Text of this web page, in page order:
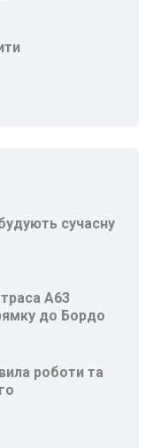
сучасну
A63
до Бордо
роботи та